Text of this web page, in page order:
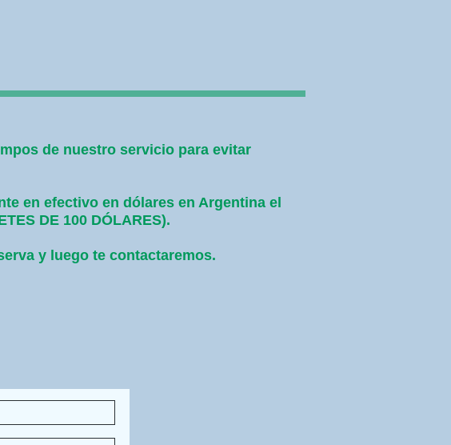
de nuestro servicio para evitar
en efectivo en dólares en Argentina el
DE 100 DÓLARES).
y luego te contactaremos.